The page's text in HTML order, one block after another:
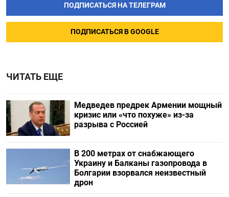
ПОДПИСАТЬСЯ НА ТЕЛЕГРАМ
ПОДПИСАТЬСЯ В GOOGLE
ЧИТАТЬ ЕЩЕ
Медведев предрек Армении мощный
кризис или «что похуже» из-за
разрыва с Россией
В 200 метрах от снабжающего
Украину и Балканы газопровода в
Болгарии взорвался неизвестный
дрон